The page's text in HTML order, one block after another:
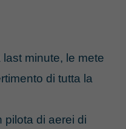
last minute, le mete
di tutta la
pilota di aerei di